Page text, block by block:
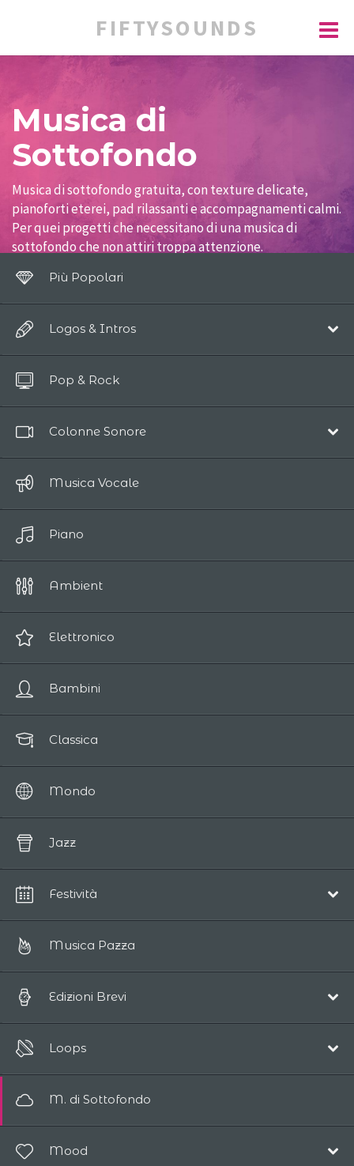
FIFTYSOUNDS
Musica di
Sottofondo
Musica di sottofondo gratuita, con texture delicate,
pianoforti eterei, pad rilassanti e accompagnamenti calmi.
Per quei progetti che necessitano di una musica di
sottofondo che non attiri troppa attenzione.
Più Popolari
Logos & Intros
Intro di 10 secondi
Pop & Rock
Colonne Sonore
Epica
Comedia
Fantascienza
Suspense
Musica Vocale
Piano
Ambient
Elettronico
Bambini
Classica
Mondo
Jazz
Festività
Musica Pazza
Edizioni Brevi
Elettronico
Ambient
Loops
Elettronica
Ambiente
M. di Sottofondo
Mood